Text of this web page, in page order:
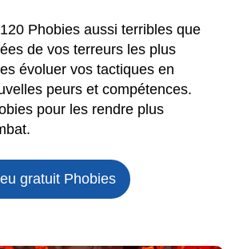
Phobies aussi terribles que
de vos terreurs les plus
évoluer vos tactiques en
peurs et compétences.
pour les rendre plus
gratuit Phobies